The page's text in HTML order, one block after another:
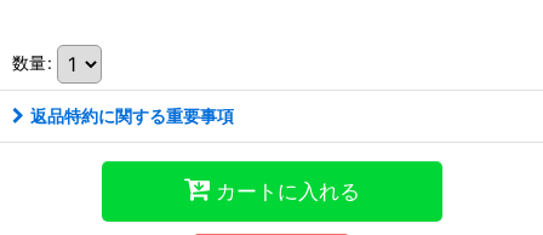
数量:
返品特約に関する重要事項
カートに入れる